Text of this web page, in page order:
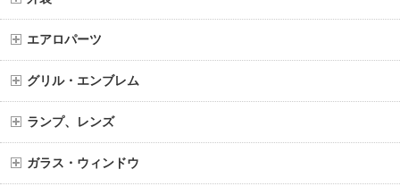
エアロパーツ
グリル・エンブレム
ランプ、レンズ
ガラス・ウィンドウ